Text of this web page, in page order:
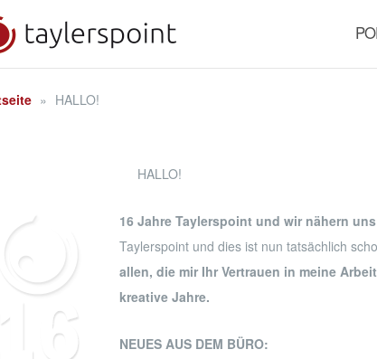
» HALLO!
HALLO!
16 Jahre Taylerspoint und wir nähern
Taylerspoint und dies ist nun tatsächlich
allen, die mir Ihr Vertrauen in meine
kreative Jahre.
NEUES AUS DEM BÜRO: